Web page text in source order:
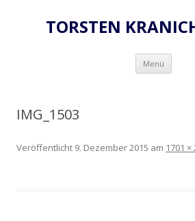
TORSTEN
Menü Zum
IMG_1503
Veröffentlicht 9. Dezember 2015 am 1701 ×